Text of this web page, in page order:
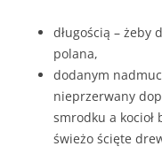
długością – żeby
polana,
dodanym
nieprzerwany
smrodku a kocioł
świeżo ścięte